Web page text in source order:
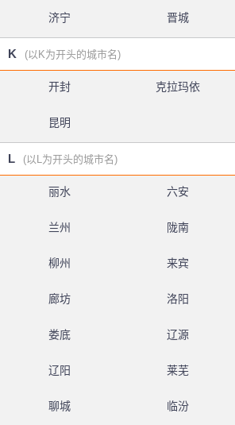
济宁 晋城
K (以K为开头的城市名)
开封 克拉玛依
昆明
L (以L为开头的城市名)
丽水 六安
兰州 陇南
柳州 来宾
廊坊 洛阳
娄底 辽源
辽阳 莱芜
聊城 临汾